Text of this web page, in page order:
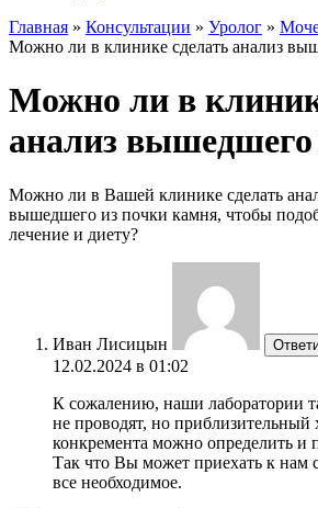
Главная » Консультации » Уролог »
Можно ли в клинике сделать анализ
Можно ли в
анализ
Можно ли в Вашей клинике сделать
вышедшего из почки камня, чтобы
лечение и диету?
Иван Лисицын
12.02.2024 в 01:02
К сожалению, наши лаборатории
не проводят, но приблизительный
конкремента можно определить и
Так что Вы может приехать к нам
все необходимое.